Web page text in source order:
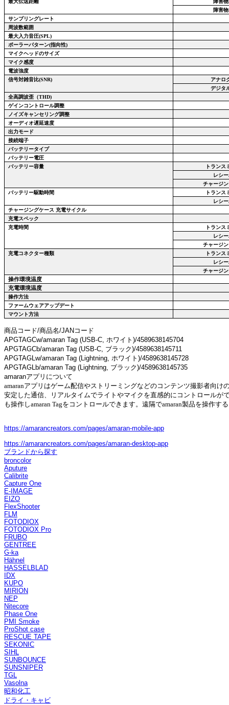
最大伝送距離
障害
障害
サンプリングレート
周波数範囲
最大入力音圧(SPL)
ポーラーパターン(指向性)
マイクヘッドのサイズ
マイク感度
電波強度
信号対雑音比(SNR)
アナロ
デジタ
全高調波歪（THD)
ゲインコントロール調整
ノイズキャンセリング調整
オーディオ遅延速度
出力モード
接続端子
バッテリータイプ
バッテリー電圧
バッテリー容量
トランス
レシ
チャージ
バッテリー駆動時間
トランス
レシ
チャージングケース 充電サイクル
充電スペック
充電時間
トランス
レシ
チャージ
充電コネクター種類
トランス
レシ
チャージ
操作環境温度
充電環境温度
操作方法
ファームウェアアップデート
マウント方法
商品コード/商品名/JANコード
APGTAGCw/amaran Tag (USB-C, ホワイト)/4589638145704
APGTAGCb/amaran Tag (USB-C, ブラック)/4589638145711
APGTAGLw/amaran Tag (Lightning, ホワイト)/4589638145728
APGTAGLb/amaran Tag (Lightning, ブラック)/4589638145735
amaranアプリについて
amaranアプリはゲーム配信やストリーミングなどのコンテンツ撮影者向け
安定した通信、リアルタイムでライトやマイクを直感的にコントロール
も操作しamaran Tagをコントロールできます。遠隔でamaran製品を操作す
https://amarancreators.com/pages/amaran-mobile-app
https://amarancreators.com/pages/amaran-desktop-app
ブランドから探す
broncolor
Aputure
Calibrite
Capture One
E-IMAGE
EIZO
FlexShooter
FLM
FOTODIOX
FOTODIOX Pro
FRUBO
GENTREE
G-ka
Hähnel
HASSELBLAD
IDX
KUPO
MIRION
NEP
Nitecore
Phase One
PMI Smoke
ProShot case
RESCUE TAPE
SEKONIC
SIHL
SUNBOUNCE
SUNSNIPER
TGL
Vasolna
昭和化工
ドライ・キャビ